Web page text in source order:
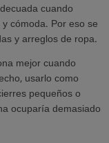
cuando
cómoda. Por eso se
y arreglos de ropa.
mejor cuando
usarlo como
pequeños o
ocuparía demasiado